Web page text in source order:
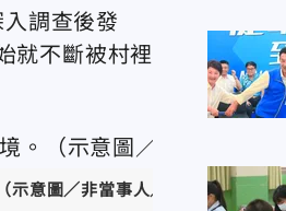
調查後發
就不斷被村裡
示意圖／非當事人／取自pixabay）